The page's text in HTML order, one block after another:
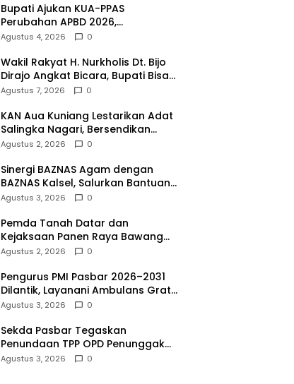
Bupati Ajukan KUA-PPAS
Perubahan APBD 2026,
Pendapatan Pasbar Naik 15
Agustus 4, 2026 0
Wakil Rakyat H. Nurkholis Dt. Bijo
Dirajo Angkat Bicara, Bupati Bisa
Digugat
Agustus 7, 2026 0
KAN Aua Kuniang Lestarikan Adat
Salingka Nagari, Bersendikan
Kitabullah
Agustus 2, 2026 0
Sinergi BAZNAS Agam dengan
BAZNAS Kalsel, Salurkan Bantuan
Bencana Alam
Agustus 3, 2026 0
Pemda Tanah Datar dan
Kejaksaan Panen Raya Bawang
Merah di Sawah Tangah
Agustus 2, 2026 0
Pengurus PMI Pasbar 2026–2031
Dilantik, Layanani Ambulans Gratis
ke Padang
Agustus 3, 2026 0
Sekda Pasbar Tegaskan
Penundaan TPP OPD Penunggak
Pajak Kendaraan Dinas
Agustus 3, 2026 0